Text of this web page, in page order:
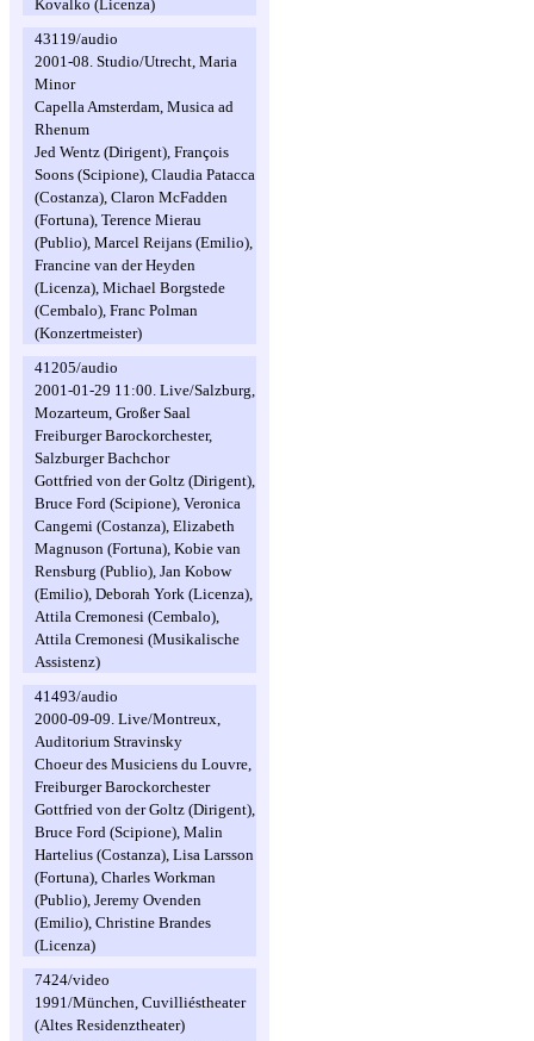
Kovalko (Licenza)
43119/audio
2001-08. Studio/Utrecht, Maria
Minor
Capella Amsterdam, Musica ad
Rhenum
Jed Wentz (Dirigent), François
Soons (Scipione), Claudia Patacca
(Costanza), Claron McFadden
(Fortuna), Terence Mierau
(Publio), Marcel Reijans (Emilio),
Francine van der Heyden
(Licenza), Michael Borgstede
(Cembalo), Franc Polman
(Konzertmeister)
41205/audio
2001-01-29 11:00. Live/Salzburg,
Mozarteum, Großer Saal
Freiburger Barockorchester,
Salzburger Bachchor
Gottfried von der Goltz (Dirigent),
Bruce Ford (Scipione), Veronica
Cangemi (Costanza), Elizabeth
Magnuson (Fortuna), Kobie van
Rensburg (Publio), Jan Kobow
(Emilio), Deborah York (Licenza),
Attila Cremonesi (Cembalo),
Attila Cremonesi (Musikalische
Assistenz)
41493/audio
2000-09-09. Live/Montreux,
Auditorium Stravinsky
Choeur des Musiciens du Louvre,
Freiburger Barockorchester
Gottfried von der Goltz (Dirigent),
Bruce Ford (Scipione), Malin
Hartelius (Costanza), Lisa Larsson
(Fortuna), Charles Workman
(Publio), Jeremy Ovenden
(Emilio), Christine Brandes
(Licenza)
7424/video
1991/München, Cuvilliéstheater
(Altes Residenztheater)